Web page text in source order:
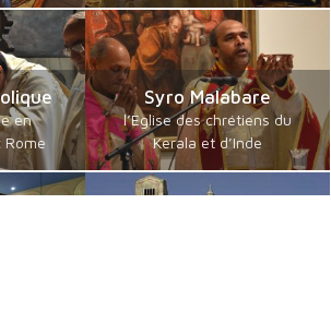
en
Syro Malabare
l’Eglise des chrétiens du
Kerala et d’Inde